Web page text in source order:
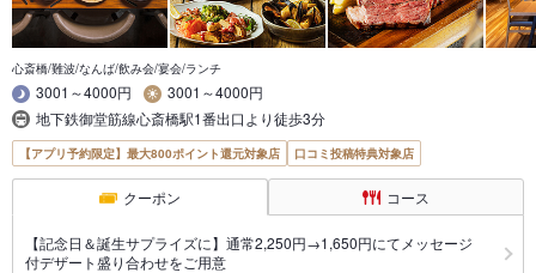
心斎橋/難波/なんば/飲み会/宴会/ランチ
3001～4000円
3001～4000円
地下鉄御堂筋線心斎橋駅1番出口より徒歩3分
【アプリ予約限定】最大800ポイント還元対象店 口コミ投稿特典対象店
クーポン コース
【記念日＆誕生サプライズに】通常2,250円→1,650円にてメッセージ
付デザート盛り合わせをご用意